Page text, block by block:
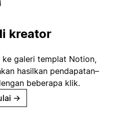
kreator
galeri templat Notion,
hasilkan pendapatan–
beberapa klik.
→